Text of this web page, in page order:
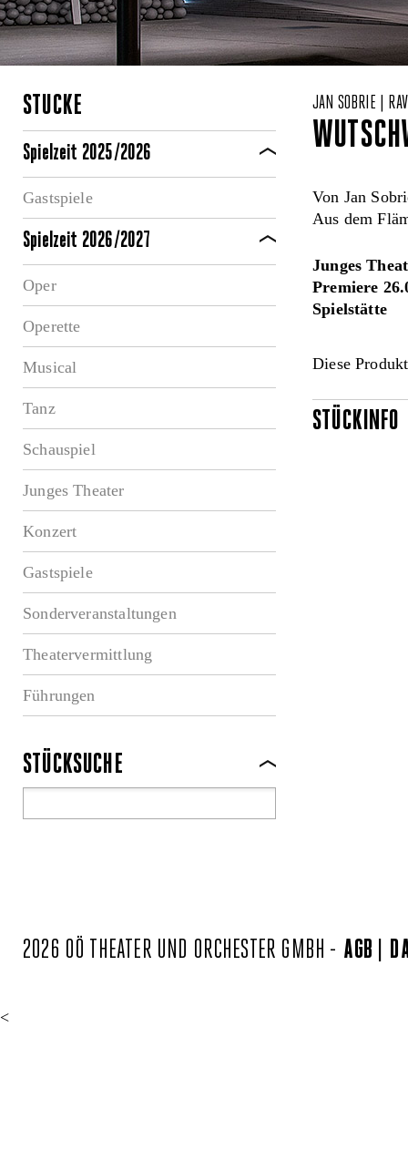
STÜCKE
Spielzeit 2025/2026
Gastspiele
Spielzeit 2026/2027
Oper
Operette
Musical
Tanz
Schauspiel
Junges Theater
Konzert
Gastspiele
Sonderveranstaltungen
Theatervermittlung
Führungen
STÜCKSUCHE
JAN SOBRIE |
Von Jan
Aus dem
Junges
Premiere
Spielstätte
Diese
STÜCKINFO
2026 OÖ THEATER UND ORCHESTER GMBH - AGB
<